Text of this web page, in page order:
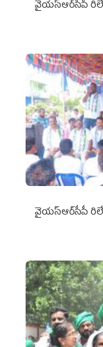
వైయ‌స్ఆర్‌సీపీ రిలే
వైయ‌స్ఆర్‌సీపీ రిలే